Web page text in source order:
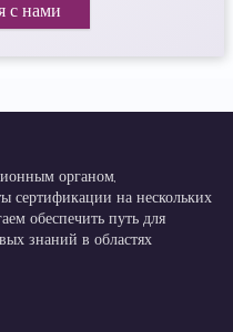
с нами
органом,
сертификации на нескольких
обеспечить путь для
знаний в областях